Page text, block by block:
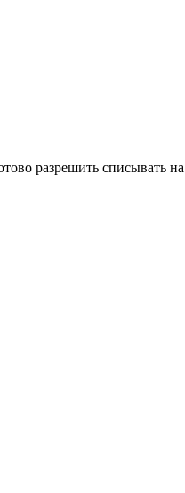
разрешить списывать